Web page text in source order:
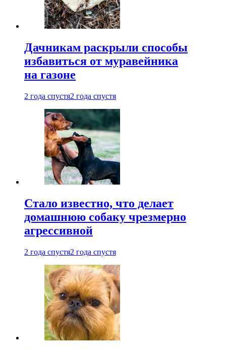
Дачникам раскрыли способы
избавиться от муравейника
на газоне
2 года спустя2 года спустя
Стало известно, что делает
домашнюю собаку чрезмерно
агрессивной
2 года спустя2 года спустя